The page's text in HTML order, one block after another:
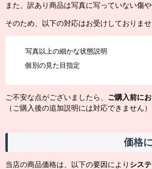
また、訳あり商品は写真に写っていない傷
そのため、以下の対応はお受けしておりませ
写真以上の細かな状態説明
個別の見た目指定
ご不安な点がございましたら、 ご購入前に
（ご購入後の追加説明には対応できません）
価格
当店の商品価格は、以下の要因により シス